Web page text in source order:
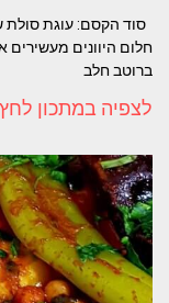
סוד הקסם: עוגת סולת
חלום היוונים
ברוטב חלב
לצפיה במתכון